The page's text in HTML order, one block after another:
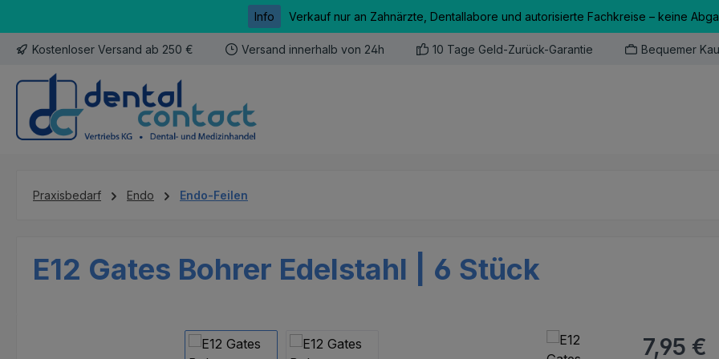
Info Verkauf nur an Zahnärzte, Dentallabore und autorisierte Fachkreise – keine
Kostenloser Versand ab 250 € Versand innerhalb von 24h 10 Tage Geld-Zurück-Garantie Bequemer
Praxisbedarf Endo Endo-Feilen
E12 Gates Bohrer Edelstahl | 6 Stück
Bildergalerie überspringen Regulärer
7,95 €